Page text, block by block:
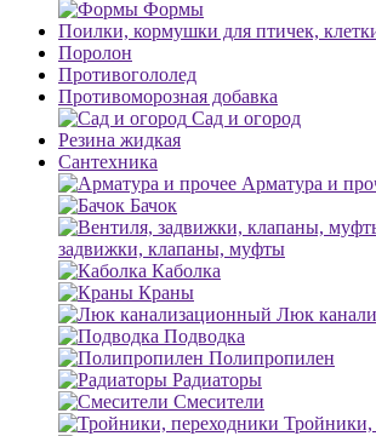
Формы
Поилки, кормушки для птичек,
Поролон
Противогололед
Противоморозная добавка
Сад и огород
Резина жидкая
Сантехника
Арматура и
Бачок
задвижки, клапаны, муфты
Каболка
Краны
Люк
Подводка
Полипропилен
Радиаторы
Смесители
Тройники,